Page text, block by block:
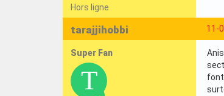
Hors ligne
11-
tarajjihobbi
Super Fan
font